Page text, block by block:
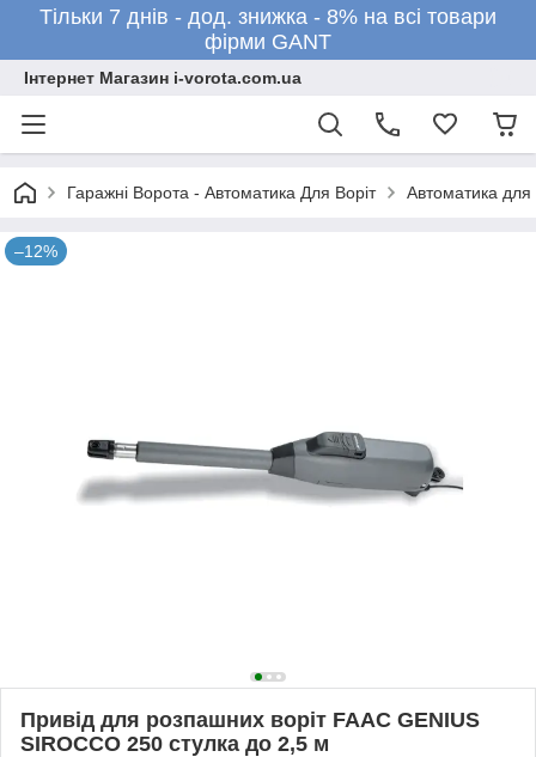
Тільки 7 днів - дод. знижка - 8% на всі товари
фірми GANT
Інтернет Магазин i-vorota.com.ua
Гаражні Ворота - Автоматика Для Воріт Автоматика для
–12%
Привід для розпашних воріт FAAC GENIUS
SIROCCO 250 стулка до 2,5 м